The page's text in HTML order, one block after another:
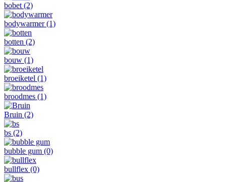
bobet (2)
bodywarmer(1)
botten (2)
bouw (1)
broeiketel (1)
broodmes (1)
Bruin (2)
bs (2)
bubble gum (0)
bullflex (0)